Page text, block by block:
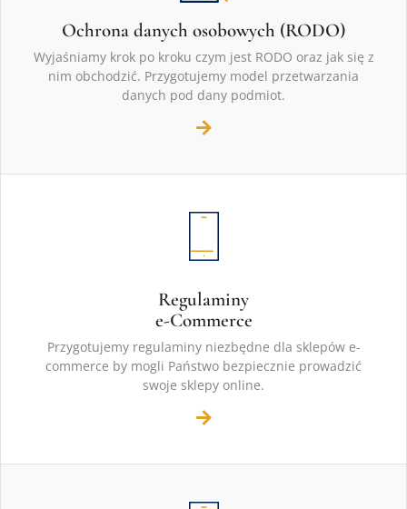
Ochrona danych osobowych (RODO)
Wyjaśniamy krok po kroku czym jest RODO oraz jak się z
nim obchodzić. Przygotujemy model przetwarzania
danych pod dany podmiot.
Regulaminy
e-Commerce
Przygotujemy regulaminy niezbędne dla sklepów e-
commerce by mogli Państwo bezpiecznie prowadzić
swoje sklepy online.